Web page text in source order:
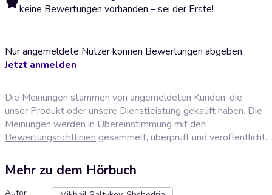
keine Bewertungen vorhanden – sei der Erste!
Nur angemeldete Nutzer können Bewertungen abgeben.
Jetzt anmelden
Die Meinungen stammen von angemeldeten Kunden, die
unser Produkt oder unsere Dienstleistung gekauft haben. Die
Meinungen werden in Übereinstimmung mit den
Bewertungsrichtlinien gesammelt, überprüft und veröffentlicht.
Mehr zu dem Hörbuch